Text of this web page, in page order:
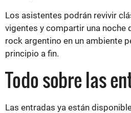
Los asistentes podrán revivir
vigentes y compartir una noche
rock argentino en un ambiente
principio a fin.
Todo sobre las
Las entradas ya están